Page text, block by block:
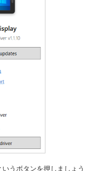
いうボタンを押しましょう